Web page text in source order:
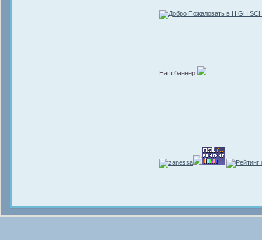
Наш баннер: